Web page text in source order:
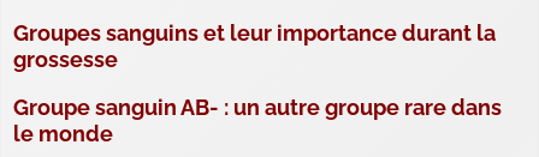
Groupes sanguins et leur importance durant la
grossesse
Groupe sanguin AB- : un autre groupe rare dans
le monde